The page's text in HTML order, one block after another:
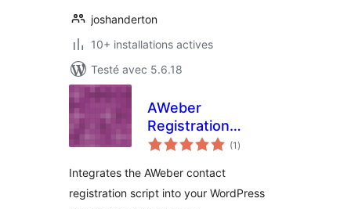
joshanderton
10+ installations actives
Testé avec 5.6.18
AWeber
Registration
Integration
(1 notes
en
)
Integrates the AWeber contact
registration script into your WordPress